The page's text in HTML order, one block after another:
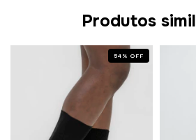
Produtos
54 % OFF